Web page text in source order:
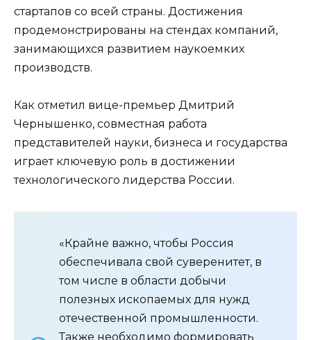
стартапов со всей страны. Достижения
продемонстрированы на стендах компаний,
занимающихся развитием наукоемких
производств.
Как отметил вице-премьер Дмитрий
Чернышенко, совместная работа
представителей науки, бизнеса и государства
играет ключевую роль в достижении
технологического лидерства России.
«Крайне важно, чтобы Россия
обеспечивала свой суверенитет, в
том числе в области добычи
полезных ископаемых для нужд
отечественной промышленности.
Также необходимо формировать